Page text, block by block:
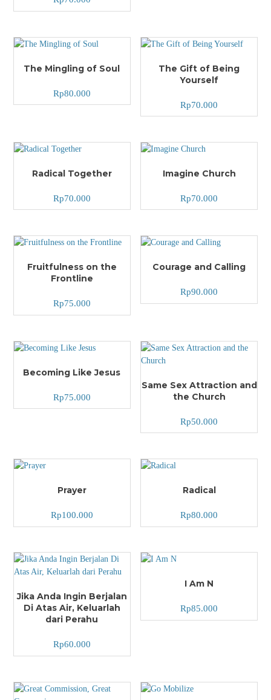
The Mingling of Soul
Rp80.000
The Gift of Being
Yourself
Rp70.000
Radical Together
Rp70.000
Imagine Church
Rp70.000
Fruitfulness on the
Frontline
Rp75.000
Courage and Calling
Rp90.000
Becoming Like Jesus
Rp75.000
Same Sex Attraction and
the Church
Rp50.000
Prayer
Rp100.000
Radical
Rp80.000
Jika Anda Ingin Berjalan
Di Atas Air, Keluarlah
dari Perahu
Rp60.000
I Am N
Rp85.000